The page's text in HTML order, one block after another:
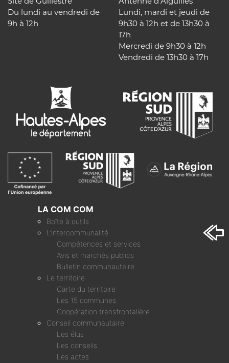
Du lundi au vendredi de
9h à 12h
Lundi, mardi et jeudi de
9h30 à 12h et de 13h30 à
17h
Mercredi de 9h30 à 12h
Vendredi de 13h30 à 17h
LA COM COM
Boîte à outils
L’intercommunalité
Compétences et services
Avis et marchés publics
Bulletin communautaire
Le territoire
Carte du territoire
Les 15 communes
Coopération transfrontalière
Conseil communautaire
Les élus
Les conseils
Les actes